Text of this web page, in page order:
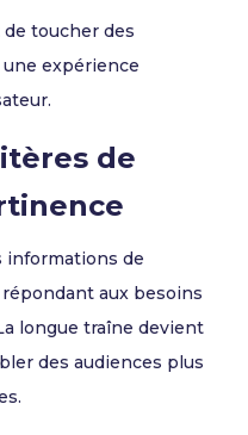
toucher des
une expérience
de
informations de
aux besoins
longue traîne devient
des audiences plus